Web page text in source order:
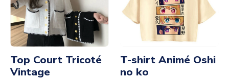
Top Court Tricoté
Vintage
T-shirt Animé Oshi
no ko